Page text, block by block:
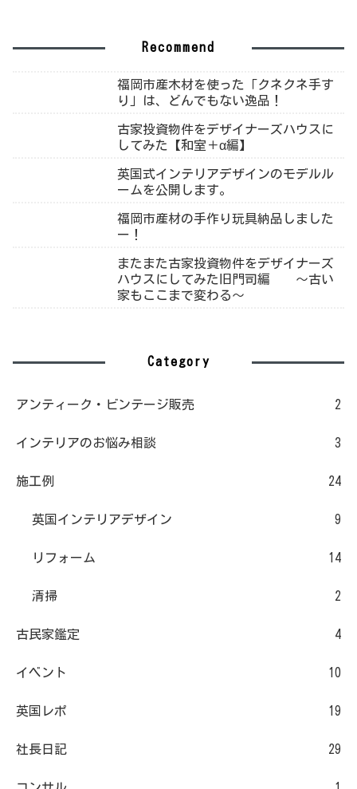
Recommend
福岡市産木材を使った「クネクネ手す
り」は、どんでもない逸品！
古家投資物件をデザイナーズハウスに
してみた【和室＋α編】
英国式インテリアデザインのモデルル
ームを公開します。
福岡市産材の手作り玩具納品しました
ー！
またまた古家投資物件をデザイナーズ
ハウスにしてみた旧門司編 ～古い
家もここまで変わる～
Category
アンティーク・ビンテージ販売 2
インテリアのお悩み相談 3
施工例 24
英国インテリアデザイン 9
リフォーム 14
清掃 2
古民家鑑定 4
イベント 10
英国レポ 19
社長日記 29